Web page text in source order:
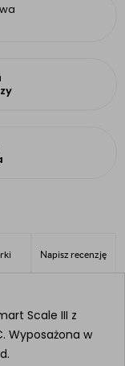
Napisz recenzję
Scale III z
Wyposażona w